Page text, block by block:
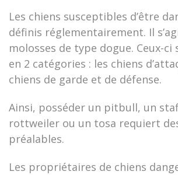
Les chiens susceptibles d’être
définis réglementairement. Il
molosses de type dogue. Ceux-
en 2 catégories : les chiens
chiens de garde et de défense.
Ainsi, posséder un pitbull, un
rottweiler ou un tosa requiert
préalables.
Les propriétaires de chiens